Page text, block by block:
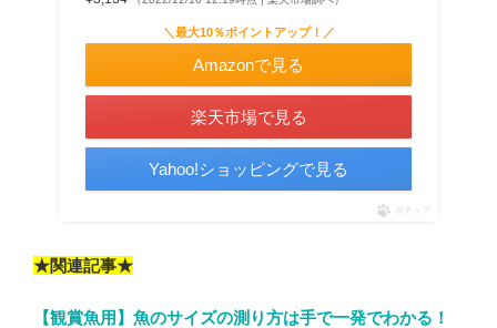
＼最大10％ポイントアップ！／
Amazonで見る
楽天市場で見る
Yahoo!ショッピングで見る
ポチップ
★関連記事★
【観賞魚用】魚のサイズの測り方は手で一発でわかる！